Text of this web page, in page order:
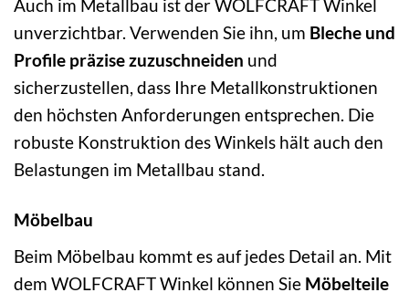
Auch im Metallbau ist der WOLFCRAFT Winkel
unverzichtbar. Verwenden Sie ihn, um Bleche und
Profile präzise zuzuschneiden und
sicherzustellen, dass Ihre Metallkonstruktionen
den höchsten Anforderungen entsprechen. Die
robuste Konstruktion des Winkels hält auch den
Belastungen im Metallbau stand.
Möbelbau
Beim Möbelbau kommt es auf jedes Detail an. Mit
dem WOLFCRAFT Winkel können Sie Möbelteile